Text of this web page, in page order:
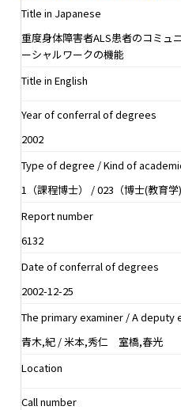
Title in Japanese
重度身体障害者ALS患者のコミュ
ーシャルワークの機能
Title in English
Year of conferral of degrees
2002
Type of degree / Kind of
1（課程博士） / 023（博士(教育学)
Report number
6132
Date of conferral of degrees
2002-12-25
The primary examiner / A deputy
青木,紀 / 米本,秀仁 室橋,春光
Location
Call number